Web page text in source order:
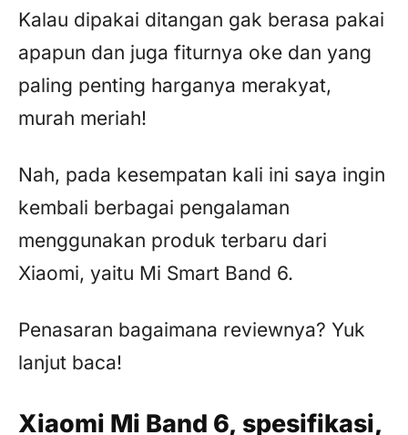
Kalau dipakai ditangan gak berasa pakai
apapun dan juga fiturnya oke dan yang
paling penting harganya merakyat,
murah meriah!
Nah, pada kesempatan kali ini saya ingin
kembali berbagai pengalaman
menggunakan produk terbaru dari
Xiaomi, yaitu Mi Smart Band 6.
Penasaran bagaimana reviewnya? Yuk
lanjut baca!
Xiaomi Mi Band 6, spesifikasi,